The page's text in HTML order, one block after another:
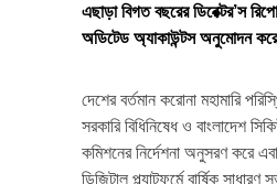
এছাড়া বিগত বছরের ডিরেক্টর’স
অডিটেড অ্যাকাউন্টস অনুমোদন
দেশের বর্তমান করোনা মহামারি
সরকারি বিধিনিষেধ ও বাংলাদেশ
কমিশনের নির্দেশনা অনুসরণ করে
ডিজিটাল প্ল্যাটফর্মে বার্ষিক